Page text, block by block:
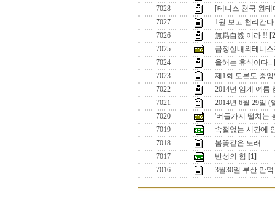
7028
[테니스 천국 원
7027
1원 보고 천리간
7026
無爲自然 이라 !!
7025
금정실내외테니
7024
올해는 휴식이다..
7023
제1회 토론토 중
7022
2014년 임계 여름
7021
2014년 6월 29일
7020
'버들가지 떨치는
7019
속절없는 시간에
7018
봄꽃같은 노래..
7017
반성의 힘 [1]
7016
3월30일 부산 만